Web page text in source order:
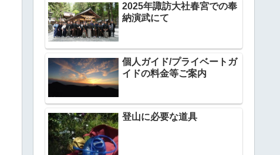
2025年諏訪大社春宮での奉
納演武にて
個人ガイド/プライベートガ
イドの料金等ご案内
登山に必要な道具